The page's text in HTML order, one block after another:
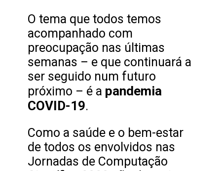
O tema que todos temos
acompanhado com
preocupação nas últimas
semanas – e que continuará a
ser seguido num futuro
próximo – é a pandemia
COVID-19.
Como a saúde e o bem-estar
de todos os envolvidos nas
Jornadas de Computação